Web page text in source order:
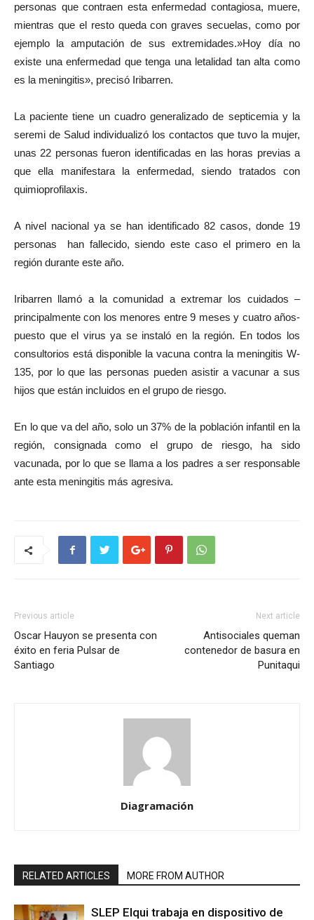
personas que contraen esta enfermedad contagiosa, muere,
mientras que el resto queda con graves secuelas, como por
ejemplo la amputación de sus extremidades.»Hoy día no
existe una enfermedad que tenga una letalidad tan alta como
es la meningitis», precisó Iribarren.
La paciente tiene un cuadro generalizado de septicemia y la
seremi de Salud individualizó los contactos que tuvo la mujer,
unas 22 personas fueron identificadas en las horas previas a
que ella manifestara la enfermedad, siendo tratados con
quimioprofilaxis.
A nivel nacional ya se han identificado 82 casos, donde 19
personas han fallecido, siendo este caso el primero en la
región durante este año.
Iribarren llamó a la comunidad a extremar los cuidados –
principalmente con los menores entre 9 meses y cuatro años-
puesto que el virus ya se instaló en la región. En todos los
consultorios está disponible la vacuna contra la meningitis W-
135, por lo que las personas pueden asistir a vacunar a sus
hijos que están incluidos en el grupo de riesgo.
En lo que va del año, solo un 37% de la población infantil en la
región, consignada como el grupo de riesgo, ha sido
vacunada, por lo que se llama a los padres a ser responsable
ante esta meningitis más agresiva.
Previous article
Oscar Hauyon se presenta con
éxito en feria Pulsar de
Santiago
Next article
Antisociales queman
contenedor de basura en
Punitaqui
Diagramación
RELATED ARTICLES MORE FROM AUTHOR
SLEP Elqui trabaja en dispositivo de